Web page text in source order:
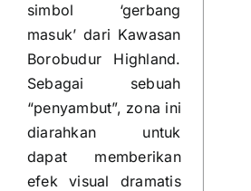
simbol ‘gerbang
masuk’ dari Kawasan
Borobudur Highland.
Sebagai sebuah
“penyambut”, zona ini
diarahkan untuk
dapat memberikan
efek visual dramatis